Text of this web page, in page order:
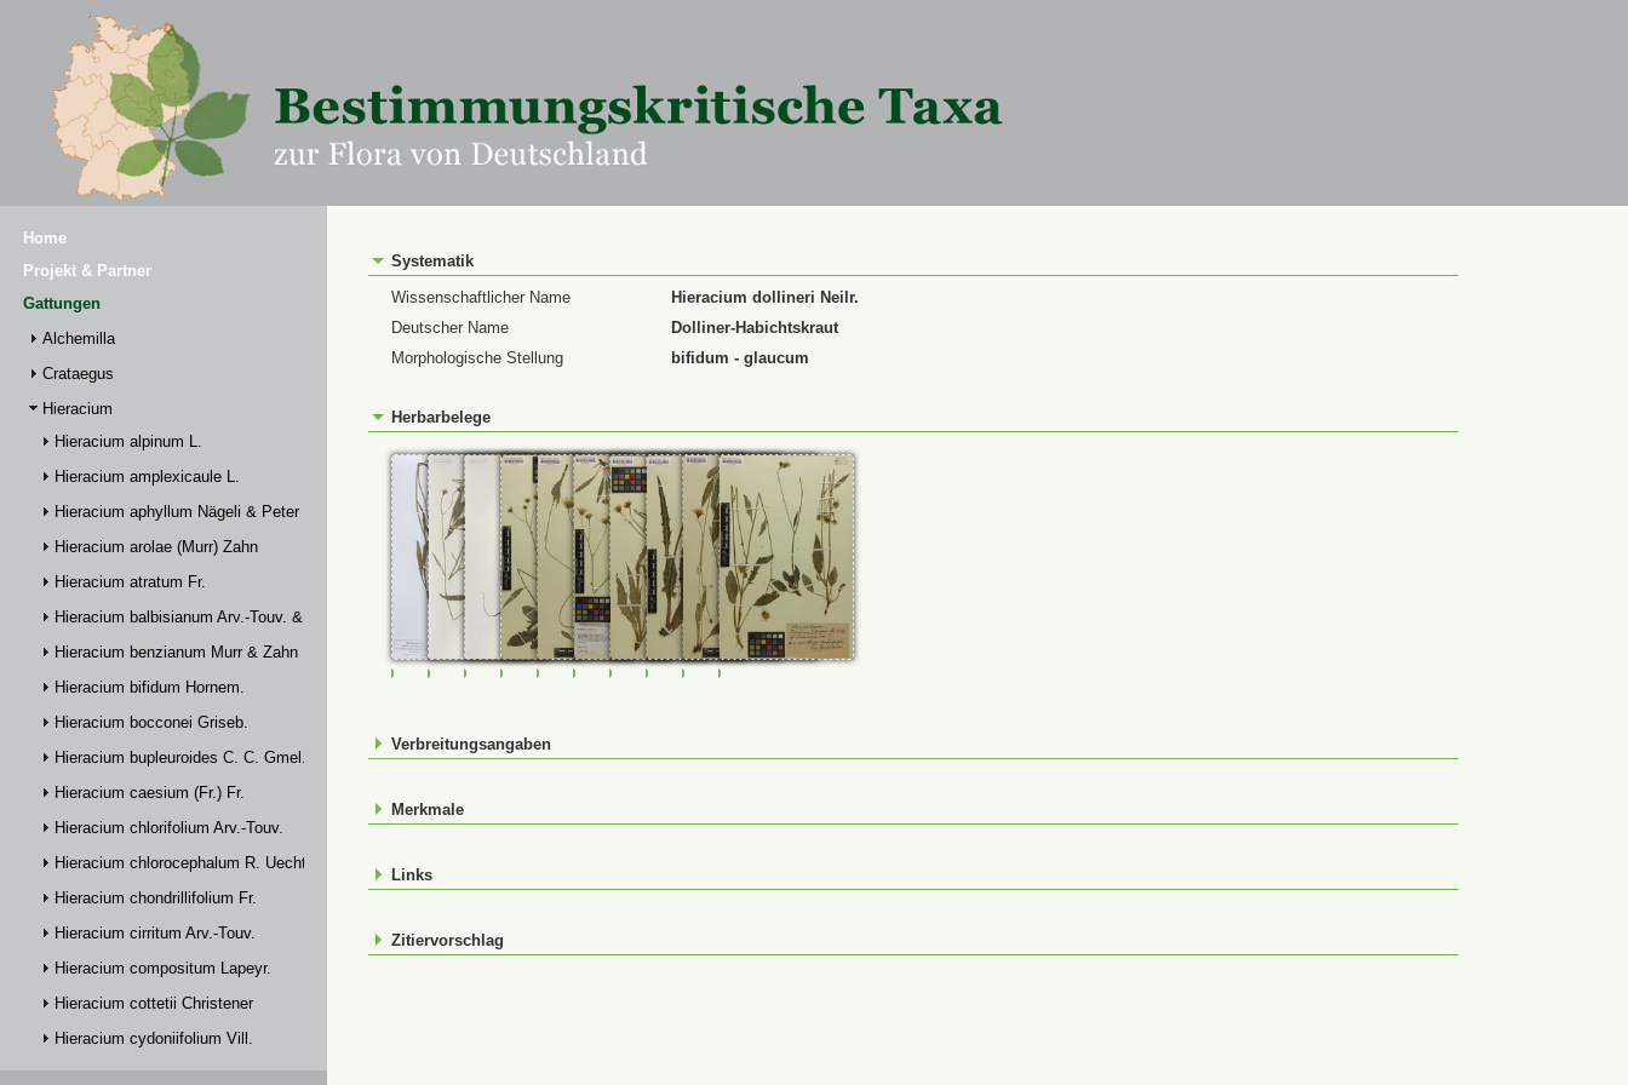
Home
Projekt & Partner
Gattungen
Alchemilla
Crataegus
Hieracium
Hieracium alpinum L.
Hieracium amplexicaule L.
Hieracium aphyllum Nägeli & Peter
Hieracium arolae (Murr) Zahn
Hieracium atratum Fr.
Hieracium balbisianum Arv.-Touv. & Briq.
Hieracium benzianum Murr & Zahn
Hieracium bifidum Hornem.
Hieracium bocconei Griseb.
Hieracium bupleuroides C. C. Gmel.
Hieracium caesium (Fr.) Fr.
Hieracium chlorifolium Arv.-Touv.
Hieracium chlorocephalum R. Uechtr.
Hieracium chondrillifolium Fr.
Hieracium cirritum Arv.-Touv.
Hieracium compositum Lapeyr.
Hieracium cottetii Christener
Hieracium cydoniifolium Vill.
Systematik
Wissenschaftlicher Name
Hieracium dollineri Neilr.
Deutscher Name
Dolliner-Habichtskraut
Morphologische Stellung
bifidum - glaucum
Herbarbelege
FR-0007796JE00029743JE00029746
M-0232788M-0232790M-0232792M-0232793M-0232795M-0232796
Verbreitungsangaben
Merkmale
Links
Zitiervorschlag